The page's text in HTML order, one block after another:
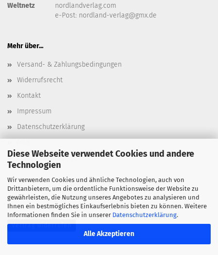
Diese Webseite verwendet Cookies und andere
Technologien
Wir verwenden Cookies und ähnliche Technologien, auch von
Drittanbietern, um die ordentliche Funktionsweise der Website zu
gewährleisten, die Nutzung unseres Angebotes zu analysieren und
Ihnen ein bestmögliches Einkaufserlebnis bieten zu können. Weitere
Informationen finden Sie in unserer Datenschutzerklärung.
Alle Akzeptieren
Weltnetz
nordlandverlag.com
e-Post: nordland-verlag@gmx.de
Mehr über...
Versand- & Zahlungsbedingungen
Widerrufsrecht
Kontakt
Impressum
Datenschutzerklärung
Cookie Einstellungen
Vertrag widerrufen